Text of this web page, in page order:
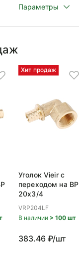
Параметры
Хит продаж
Уголок Vieir с
переходом на ВР
20x3/4
VRP204LF
В наличии > 100 шт
383.46 ₽/шт